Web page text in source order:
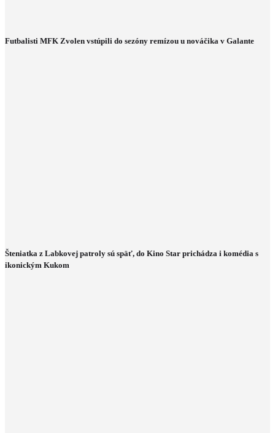
Futbalisti MFK Zvolen vstúpili do sezóny remízou u nováčika v Galante
Šteniatka z Labkovej patroly sú späť, do Kino Star prichádza i komédia s
ikonickým Kukom